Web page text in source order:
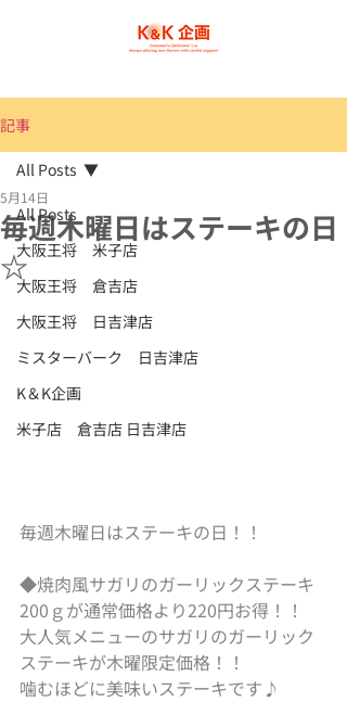
記事
All Posts
大阪王将 米子店
大阪王将 倉吉店
大阪王将 日吉津店
ミスターバーク 日吉津店
K＆K企画
米子店 倉吉店 日吉津店
All Posts
毎週木曜日はステーキの日
☆
5月14日
毎週木曜日はステーキの日！！
◆焼肉風サガリのガーリックステーキ
200ｇが通常価格より220円お得！！
大人気メニューのサガリのガーリック
ステーキが木曜限定価格！！
噛むほどに美味いステーキです♪